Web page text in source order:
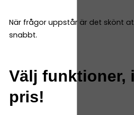
När frågor uppstår är det skönt
snabbt.
Välj funktioner,
pris!